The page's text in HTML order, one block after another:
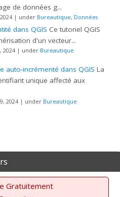
de données g...
| under Bureautique, Données
dans QGIS Ce tutoriel QGIS
d'un vecteur...
2024 | under Bureautique
auto-incrémenté dans QGIS La
unique affecté aux
2024 | under Bureautique
Gratuitement